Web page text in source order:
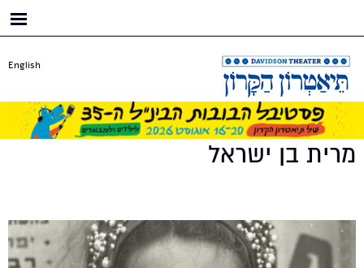
English
מרית בן ישראל